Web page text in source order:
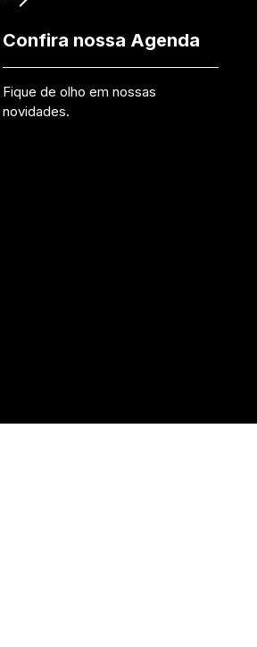
Confira nossa Agenda
Fique de olho em nossas
novidades.